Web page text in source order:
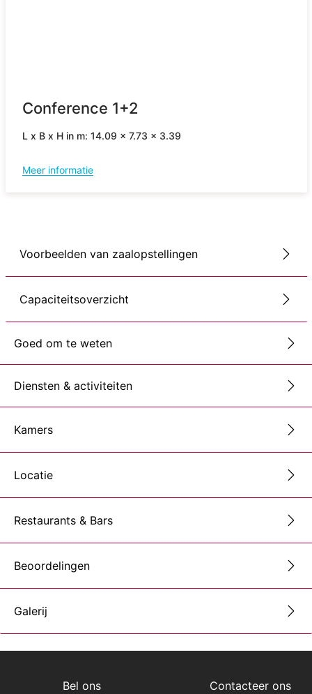
Conference 1+2
L x B x H in m: 14.09 x 7.73 x 3.39
Meer informatie
Voorbeelden van zaalopstellingen
Capaciteitsoverzicht
Goed om te weten
Diensten & activiteiten
Kamers
Locatie
Restaurants & Bars
Beoordelingen
Galerij
Bel ons Contacteer ons